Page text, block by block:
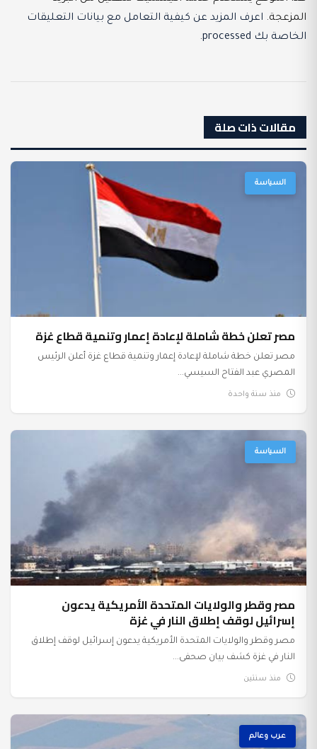
المزعجة. اعرف المزيد عن كيفية التعامل مع بيانات التعليقات
الخاصة بك processed
.
مقالات ذات صلة
السياسة
مصر تعلن خطة شاملة لإعادة إعمار وتنمية قطاع غزة
مصر تعلن خطة شاملة لإعادة إعمار وتنمية قطاع غزة أعلن الرئيس
المصري عبد الفتاح السيسي...
منذ سنة واحدة
السياسة
مصر وقطر والولايات المتحدة الأمريكية يدعون
إسرائيل لوقف إطلاق النار في غزة
مصر وقطر والولايات المتحدة الأمريكية يدعون إسرائيل لوقف إطلاق
النار في غزة كشف بيان صحفى...
منذ سنتين
عرب وعالم